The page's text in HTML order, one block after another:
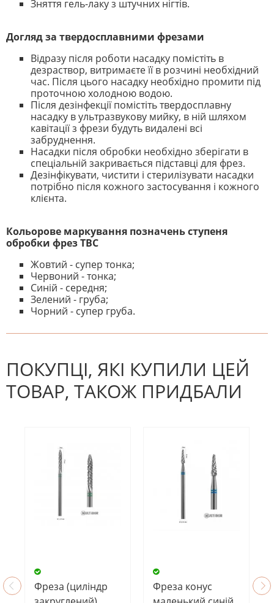
Зняття гель-лаку з штучних нігтів.
Догляд за твердосплавними фрезами
Відразу після роботи насадку помістіть в
дезраствор, витримаєте її в розчині необхідний
час. Після цього насадку необхідно промити під
проточною холодною водою.
Після дезінфекції помістіть твердосплавну
насадку в ультразвукову мийку, в ній шляхом
кавітації з фрези будуть видалені всі
забруднення.
Насадки після обробки необхідно зберігати в
спеціальній закривається підставці для фрез.
Дезінфікувати, чистити і стерилізувати насадки
потрібно після кожного застосування і кожного
клієнта.
Кольорове маркування позначень ступеня
обробки фрез ТВС
Жовтий - супер тонка;
Червоний - тонка;
Синій - середня;
Зелений - груба;
Чорний - супер груба.
На даний час немає відгуків. Ви
ПОКУПЦІ, ЯКІ КУПИЛИ ЦЕЙ
ТОВАР, ТАКОЖ ПРИДБАЛИ
Фреза (циліндр
Фреза конус